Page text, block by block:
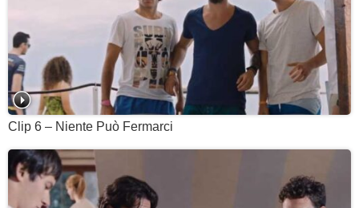
Clip 6 – Niente Può Fermarci